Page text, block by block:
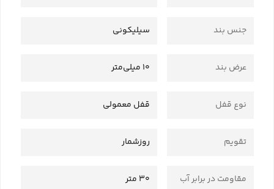
جنس بند سیلیکونی
عرض بند 10 میلی‌متر
نوع قفل قفل معمولی
تقویم روزشمار
مقاومت در برابر آب 30 متر